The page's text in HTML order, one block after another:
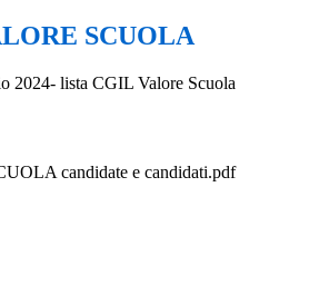
SCUOLA
2024- lista CGIL Valore Scuola
candidate e candidati.pdf